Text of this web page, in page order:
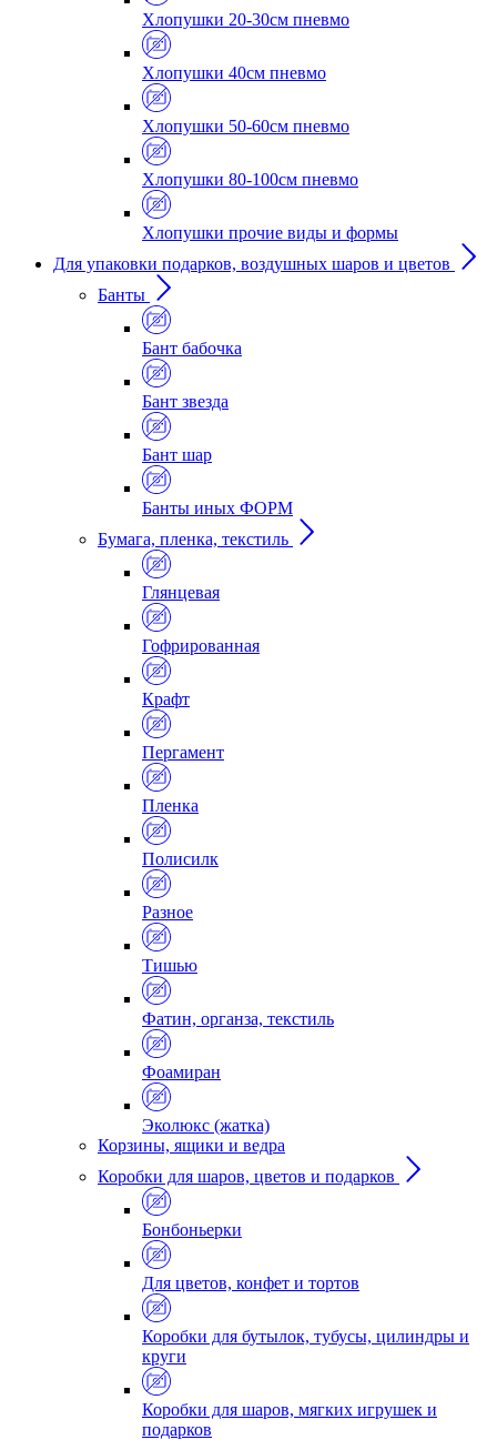
Хлопушки 20-30см пневмо
Хлопушки 40см пневмо
Хлопушки 50-60см пневмо
Хлопушки 80-100см пневмо
Хлопушки прочие виды и формы
Для упаковки подарков, воздушных шаров и цветов
Банты
Бант бабочка
Бант звезда
Бант шар
Банты иных ФОРМ
Бумага, пленка, текстиль
Глянцевая
Гофрированная
Крафт
Пергамент
Пленка
Полисилк
Разное
Тишью
Фатин, органза, текстиль
Фоамиран
Эколюкс (жатка)
Корзины, ящики и ведра
Коробки для шаров, цветов и подарков
Бонбоньерки
Для цветов, конфет и тортов
Коробки для бутылок, тубусы, цилиндры и
круги
Коробки для шаров, мягких игрушек и
подарков